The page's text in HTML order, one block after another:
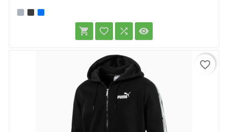
   
favorite_border